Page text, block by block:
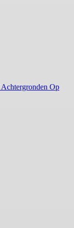
Achtergronden Op